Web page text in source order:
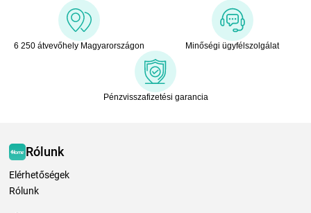
6 250 átvevőhely Magyarországon Minőségi ügyfélszolgálat
Pénzvisszafizetési garancia
Rólunk
Elérhetőségek
Rólunk